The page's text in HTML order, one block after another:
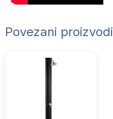
Povezani proizvodi